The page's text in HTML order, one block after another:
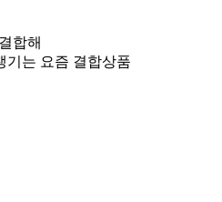
합해
기는 요즘 결합상품